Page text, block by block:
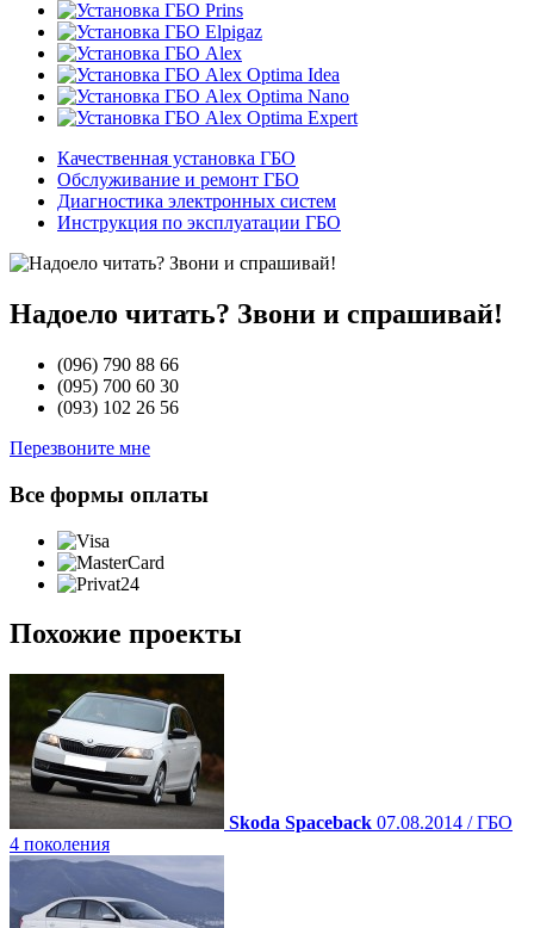
Качественная установка ГБО
Обслуживание и ремонт ГБО
Диагностика электронных систем
Инструкция по эксплуатации ГБО
Надоело читать? Звони и спрашивай!
(096) 790 88 66
(095) 700 60 30
(093) 102 26 56
Перезвоните мне
Все формы оплаты
Похожие проекты
Skoda Spaceback 07.08.2014 / ГБО
4 поколения